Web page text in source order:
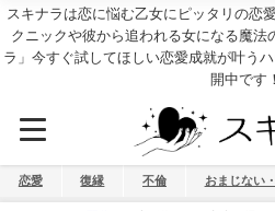
スキナラは恋に悩む乙女にピッタリの恋
クニックや彼から追われる女になる魔法
ラ」今すぐ試してほしい恋愛成就が叶う
開中です！
恋愛 復縁 不倫 おまじない